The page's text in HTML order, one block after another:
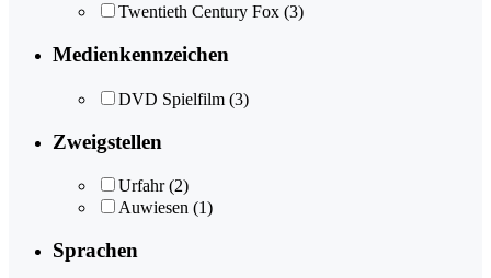
Twentieth Century Fox (3)
Medienkennzeichen
DVD Spielfilm (3)
Zweigstellen
Urfahr (2)
Auwiesen (1)
Sprachen